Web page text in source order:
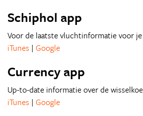
Schiphol app
Voor de laatste vluchtinformatie voor
iTunes | Google
Currency app
Up-to-date informatie over de
iTunes | Google